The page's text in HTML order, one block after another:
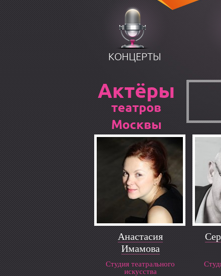
КОНЦЕРТЫ
Актёры
театров
Москвы
Анастасия
Имамова
Студия театрального
искусства